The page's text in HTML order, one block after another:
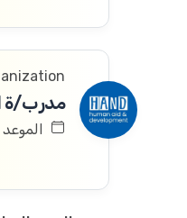
مدرب/ة
الموعد